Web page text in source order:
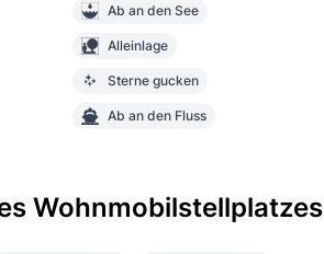
Ab an den See
Alleinlage
Sterne gucken
Ab an den Fluss
Wohnmobilstellplatzes